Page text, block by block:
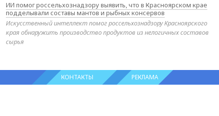
ИИ помог россельхознадзору выявить, что в Красноярском крае
подделывали составы мантов и рыбных консервов
Искусственный интеллект помог россельхознадзору Красноярского
края обнаружить производство продуктов из нелогичных составов
сырья
КОНТАКТЫ РЕКЛАМА